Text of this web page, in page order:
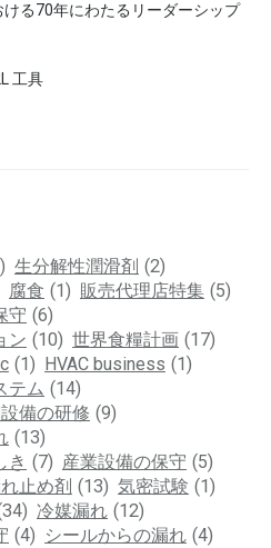
ける70年にわたるリーダーシップ
工具
生分解性潤滑剤 (2)
腐食 (1) 販売代理店特集 (5)
守 (6)
ン (10) 世界食糧計画 (17)
(1) HVAC business (1)
テム (14)
備の研修 (9)
(13)
き (7) 産業設備の保守 (5)
止め剤 (13) 気密試験 (1)
冷媒漏れ (12)
(4) シールからの漏れ (4)